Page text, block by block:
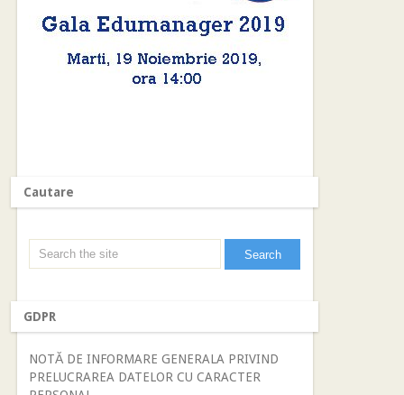
Cautare
GDPR
NOTĂ DE INFORMARE GENERALA PRIVIND
PRELUCRAREA DATELOR CU CARACTER